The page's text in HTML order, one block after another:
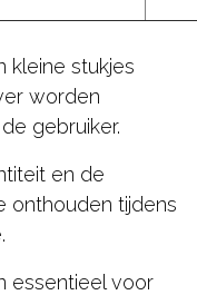
kleine stukjes
worden
gebruiker.
en de
onthouden tijdens
essentieel voor